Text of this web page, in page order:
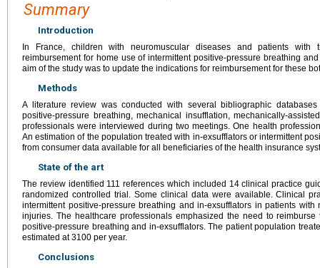
Summary
Introduction
In France, children with neuromuscular diseases and patients with
reimbursement for home use of intermittent positive-pressure breathing
aim of the study was to update the indications for reimbursement for these
Methods
A literature review was conducted with several bibliographic
positive-pressure breathing, mechanical insufflation, mechanically-
professionals were interviewed during two meetings. One health
An estimation of the population treated with in-exsufflators or intermittent
from consumer data available for all beneficiaries of the health insurance
State of the art
The review identified 111 references which included 14 clinical practice
randomized controlled trial. Some clinical data were available. Clinical
intermittent positive-pressure breathing and in-exsufflators in patients
injuries. The healthcare professionals emphasized the need to
positive-pressure breathing and in-exsufflators. The patient population
estimated at 3100 per year.
Conclusions